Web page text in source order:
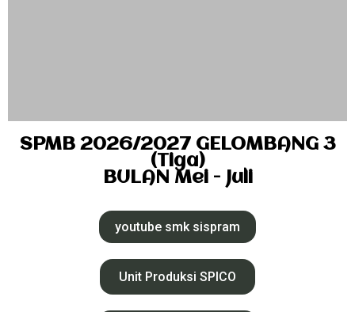
SPMB 2026/2027 GELOMBANG 3
(Tiga)
BULAN Mei - Juli
youtube smk sispram
Unit Produksi SPICO